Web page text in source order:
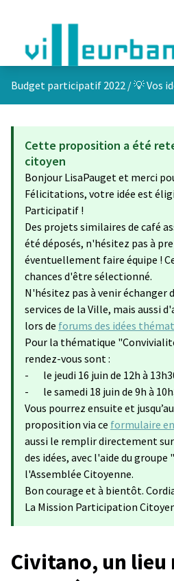
Budget participatif 2022 /💡 Vos
Cette proposition a été
citoyen
Bonjour LisaPauget et merci
Félicitations, votre idée est
Participatif !
Des projets similaires de café
été déposés, n'hésitez pas à
éventuellement faire équipe !
chances d'être sélectionné.
N'hésitez pas à venir échanger
services de la Ville, mais aussi
lors de forums des idées
Pour la thématique
rendez-vous sont :
- le jeudi 16 juin de 12h à
- le samedi 18 juin de 9h à
Vous pourrez ensuite et
proposition via ce formulaire
aussi le remplir directement
des idées, avec l'aide du
l'Assemblée Citoyenne.
Bon courage et à bientôt.
La Mission Participation
Civitano, un lieu